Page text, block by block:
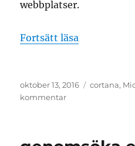
webbplatser.
Fortsätt läsa
Publicerat
den
oktober 13, 2016 Etiketter
cortana,
kommentartill